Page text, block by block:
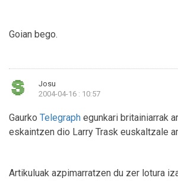
Goian bego.
Josu
2004-04-16 : 10:57
Gaurko Telegraph egunkari britainiarrak
eskaintzen dio Larry Trask euskaltzale
Artikuluak azpimarratzen du zer lotura